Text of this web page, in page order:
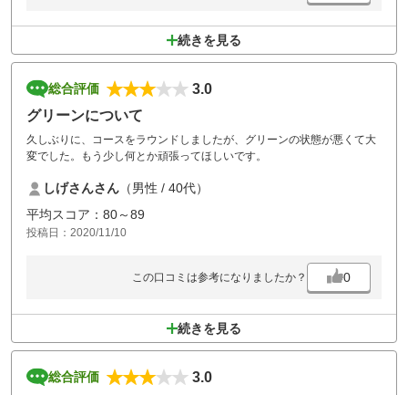
続きを見る
総合評価
3.0
グリーンについて
久しぶりに、コースをラウンドしましたが、グリーンの状態が悪くて大
変でした。もう少し何とか頑張ってほしいです。
しげさんさん （男性 / 40代）
平均スコア：80～89
投稿日：2020/11/10
この口コミは参考になりましたか？ 0
続きを見る
総合評価
3.0